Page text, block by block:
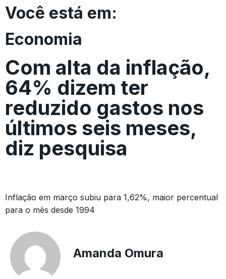
Você está em:
Economia
Com alta da inflação,
64% dizem ter
reduzido gastos nos
últimos seis meses,
diz pesquisa
Inflação em março subiu para 1,62%, maior percentual
para o mês desde 1994
Amanda Omura